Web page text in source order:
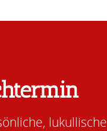
lukullische